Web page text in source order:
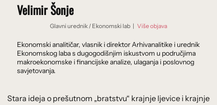
Velimir Šonje
Glavni urednik / Ekonomski lab | Više objava
Ekonomski analitičar, vlasnik i direktor Arhivanalitike i urednik
Ekonomskog laba s dugogodišnjim iskustvom u područjima
makroekonomske i financijske analize, ulaganja i poslovnog
savjetovanja.
Stara ideja o prešutnom „bratstvu“ krajnje ljevice i krajnje